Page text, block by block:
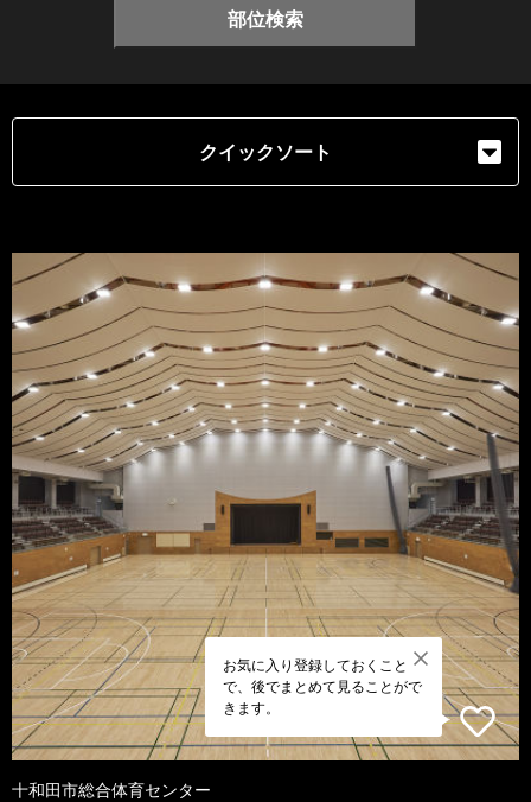
部位検索
クイックソート
お気に入り登録しておくこと
で、後でまとめて見ることがで
きます。
十和田市総合体育センター